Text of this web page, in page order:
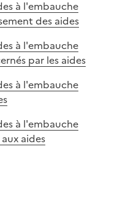
à l'embauche
des aides
à l'embauche
par les aides
à l'embauche
à l'embauche
aides